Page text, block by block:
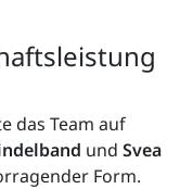
das Team auf
und Svea
Form.